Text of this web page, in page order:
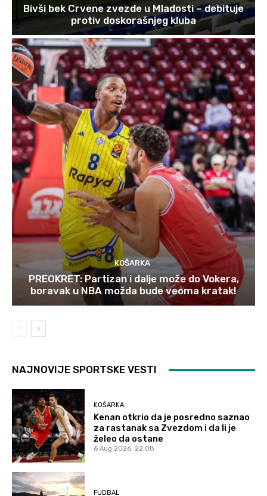
Bivši bek Crvene zvezde u Mladosti – debituje
protiv doskorašnjeg kluba
KOŠARKA
PREOKRET: Partizan i dalje može do Vokera,
boravak u NBA možda bude veoma kratak!
NAJNOVIJE SPORTSKE VESTI
KOŠARKA
Kenan otkrio da je posredno saznao
za rastanak sa Zvezdom i da li je
želeo da ostane
6 Aug 2026. 22:08
FUDBAL